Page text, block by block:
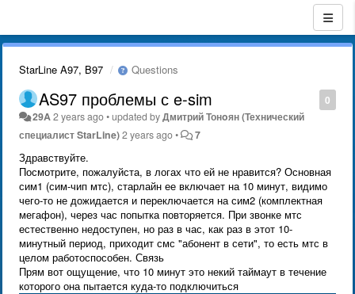
StarLine A97, B97 Questions
0
AS97 проблемы с e-sim
29A2 years ago•updated byДмитрий Тонoян (Технический
специалист StarLine)2 years ago• 7
Здравствуйте.
Посмотрите, пожалуйста, в логах что ей не нравится? Основная
сим1 (сим-чип мтс), старлайн ее включает на 10 минут, видимо
чего-то не дожидается и переключается на сим2 (комплектная
мегафон), через час попытка повторяется. При звонке мтс
естественно недоступен, но раз в час, как раз в этот 10-
минутный период, приходит смс "абонент в сети", то есть мтс в
целом работоспособен. Связь
Прям вот ощущение, что 10 минут это некий таймаут в течение
которого она пытается куда-то подключиться